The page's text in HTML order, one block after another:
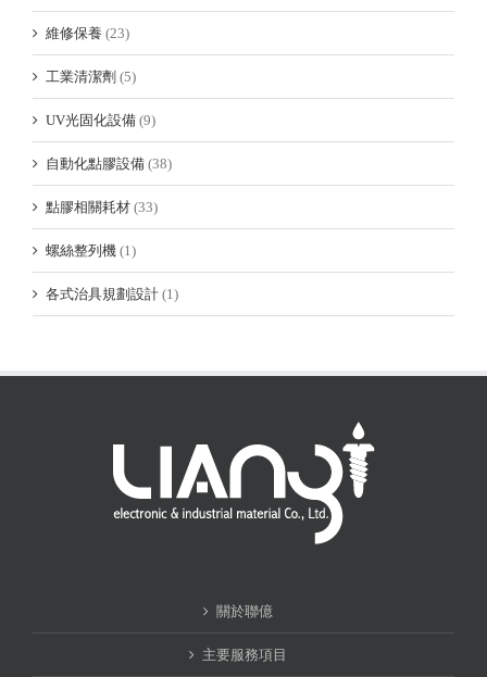
維修保養 (23)
工業清潔劑 (5)
UV光固化設備 (9)
自動化點膠設備 (38)
點膠相關耗材 (33)
螺絲整列機 (1)
各式治具規劃設計 (1)
關於聯億
主要服務項目